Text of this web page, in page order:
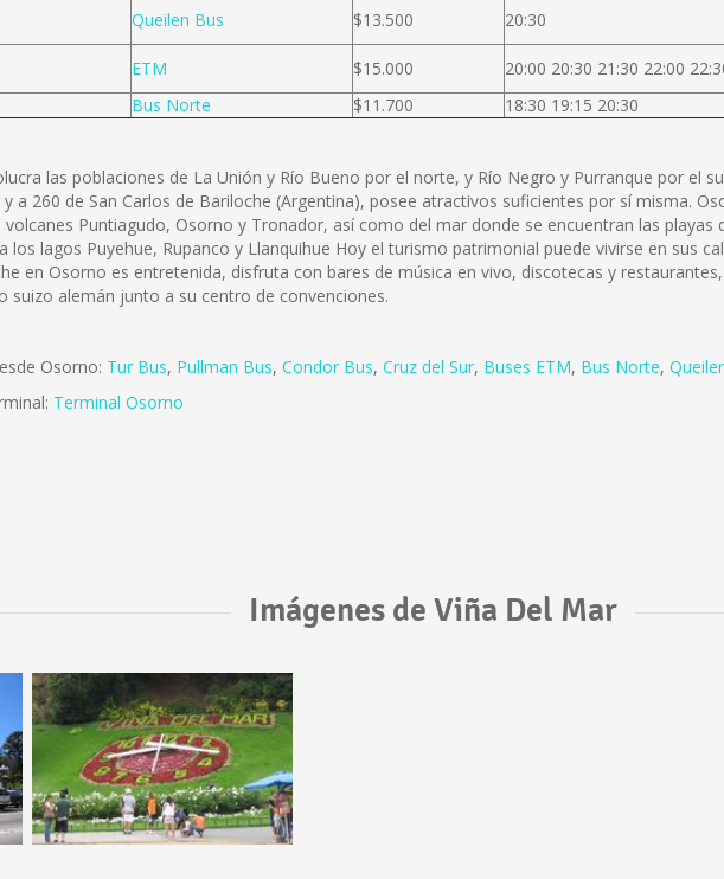
Queilen Bus $13.500 20:30
ETM $15.000
20:00 20:30 21:30 22:00
Bus Norte $11.700 18:30 19:15 20:30
las poblaciones de La Unión y Río Bueno por el norte, y Río Negro y Purranque por el
a 260 de San Carlos de Bariloche (Argentina), posee atractivos suficientes por sí misma.
Puntiagudo, Osorno y Tronador, así como del mar donde se encuentran las playas
los lagos Puyehue, Rupanco y Llanquihue Hoy el turismo patrimonial puede vivirse en sus
en Osorno es entretenida, disfruta con bares de música en vivo, discotecas y
suizo alemán junto a su centro de convenciones.
Osorno: Tur Bus, Pullman Bus, Condor Bus, Cruz del Sur, Buses ETM, Bus Norte,
Terminal Osorno
Imágenes de Viña Del Mar